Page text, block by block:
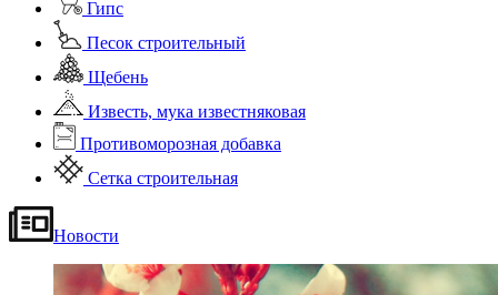
Гипс
Песок строительный
Щебень
Известь, мука известняковая
Противоморозная добавка
Сетка строительная
Новости